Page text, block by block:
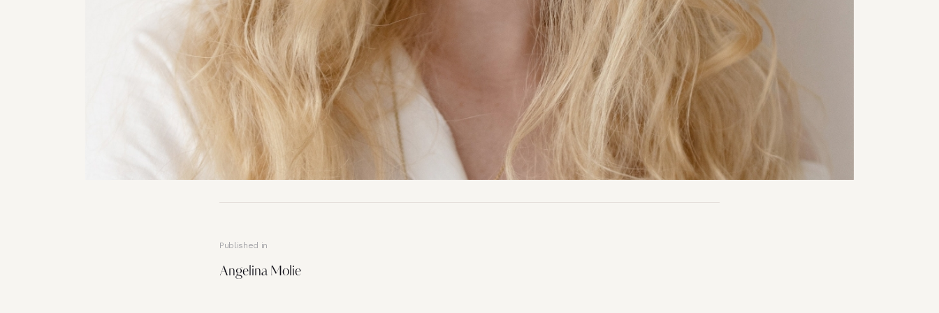
Published in
Angelina Molie